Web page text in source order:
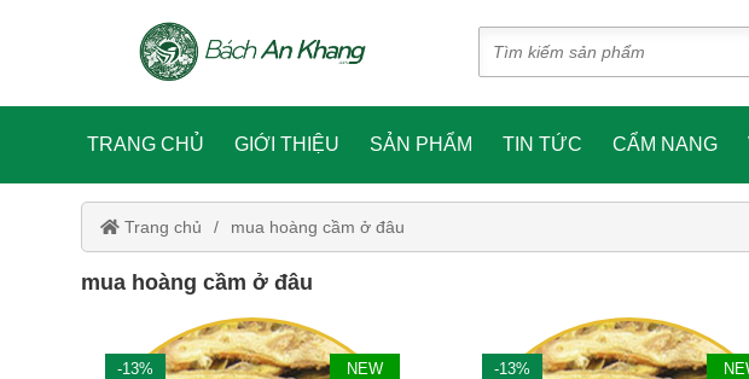
TRANG CHỦ GIỚI THIỆU SẢN PHẨM TIN TỨC CẨM NANG
Trang chủ mua hoàng cầm ở đâu
mua hoàng cầm ở đâu
-13% NEW -13%